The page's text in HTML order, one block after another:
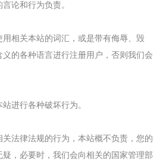
论和行为负责。
相关本站的词汇，或是带有侮辱、毁
的各种语言进行注册用户，否则我们会
进行各种破坏行为。
法律法规的行为，本站概不负责，您的
，必要时，我们会向相关的国家管理部